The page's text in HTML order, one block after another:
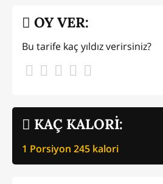
KAÇ KALORİ:
1 Porsiyon 245 kalori
OY VER:
Bu tarife kaç yıldız verirsiniz?